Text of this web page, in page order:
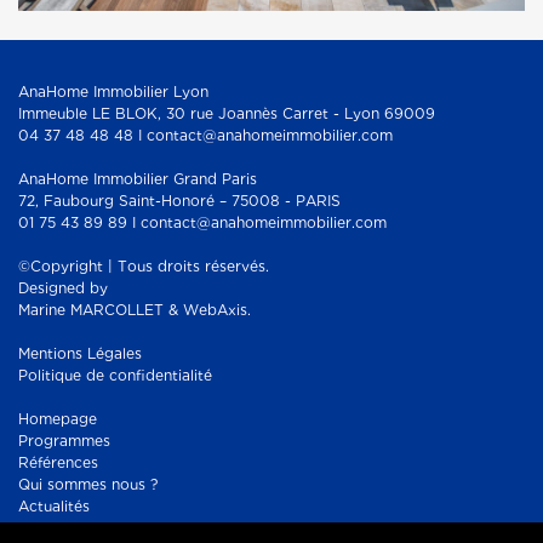
AnaHome Immobilier Lyon
Immeuble LE BLOK, 30 rue Joannès Carret - Lyon 69009
04 37 48 48 48 I contact@anahomeimmobilier.com
AnaHome Immobilier Grand Paris
72, Faubourg Saint-Honoré – 75008 - PARIS
01 75 43 89 89 I contact@anahomeimmobilier.com
©Copyright | Tous droits réservés.
Designed by
Marine MARCOLLET & WebAxis.
Mentions Légales
Politique de confidentialité
Homepage
Programmes
Références
Qui sommes nous ?
Actualités